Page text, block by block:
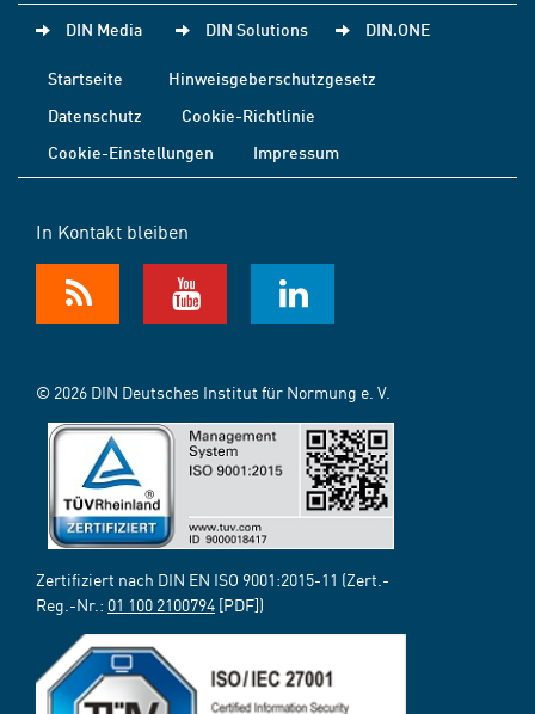
DIN Media DIN Solutions DIN.ONE
Startseite
Hinweisgeberschutzgesetz
Datenschutz
Cookie-Richtlinie
Cookie-Einstellungen
Impressum
In Kontakt bleiben
© 2026 DIN Deutsches Institut für Normung e. V.
Zertifiziert nach DIN EN ISO 9001:2015-11 (Zert.-
Reg.-Nr.: 01 100 2100794 [PDF])